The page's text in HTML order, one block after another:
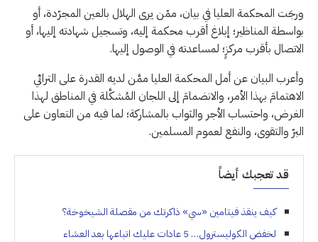
ورجَت المحكمة العليا في بيان، ممّن يرى الهلال بالعين المجرّدة، أو
بواسطة المناظير؛ إبلاغ أقرب محكمة إليه، وتسجيل شهادته إليها، أو
الاتصال بأقرب مركزٍ؛ لمساعدته في الوصول إليها.
وأعرب البيان عن أمل المحكمة العليا ممَّن لديه القدرة على الترائي
الاهتمامَ بهذا الأمر، والانضمامَ إلى اللجان المُشكَّلة في المناطق لهذا
الغرض، واحتساب الأجر والثواب بالمشاركة؛ لما فيه من التعاون على
البرّ والتقوى، والنفع لعموم المسلمين.
قد تعجبك أيضاً
كيف ينقذ فيتامين «سي» ذاكرتك من مقصلة الشيخوخة؟
لخفض الكوليسترول… 5 عادات عليك اتباعها بعد العشاء